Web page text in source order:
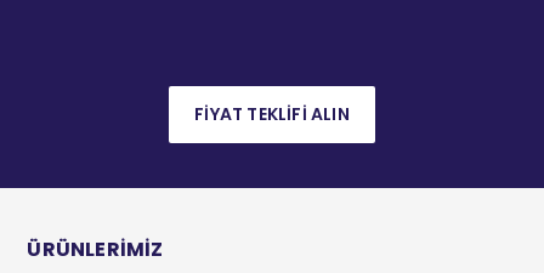
FİYAT TEKLİFİ ALIN
ÜRÜNLERİMİZ